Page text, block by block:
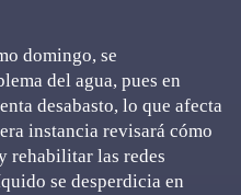
domingo, se
del agua, pues en
desabasto, lo que afecta
instancia revisará cómo
rehabilitar las redes
se desperdicia en